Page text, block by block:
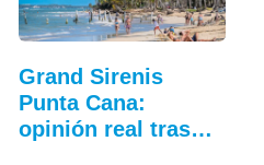
Grand Sirenis
Punta Cana:
opinión real tras